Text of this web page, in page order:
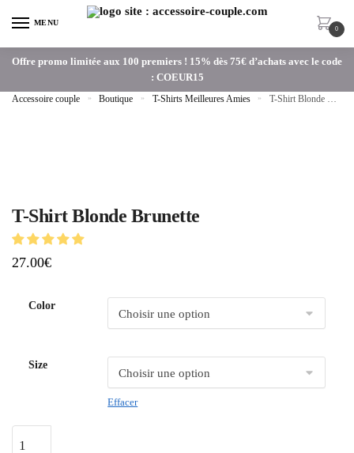
MENU
0
Offre promo limitée aux 100 premiers ! 15% dès 75€ d’achats avec le code
: COEUR15
Accessoire couple » Boutique » T-Shirts Meilleures Amies » T-Shirt Blonde Brunette
T-Shirt Blonde Brunette
27.00€
Color
Size
Effacer